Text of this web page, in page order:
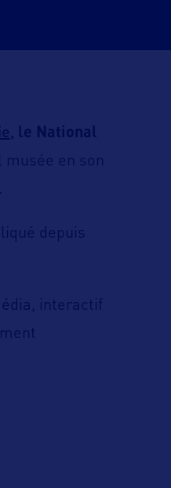
le National
en son
depuis
interactif